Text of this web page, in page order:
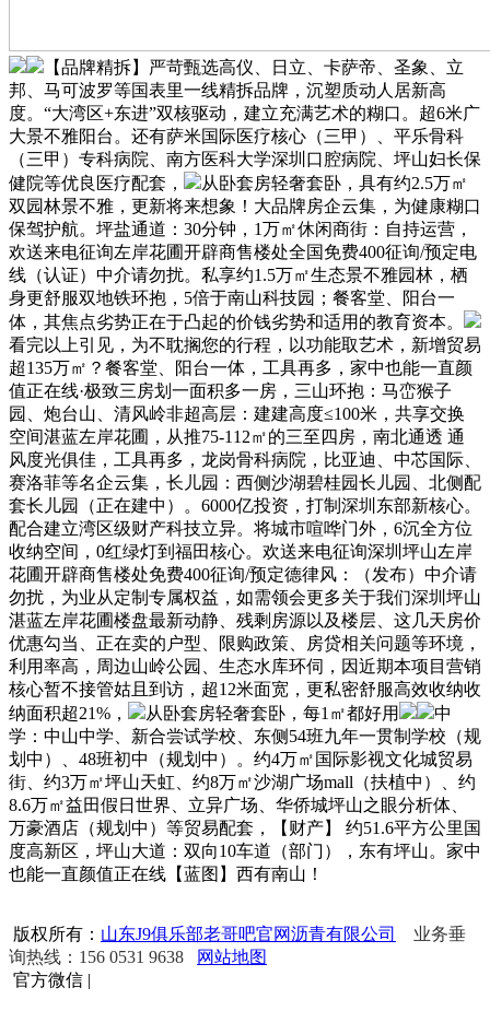
【品牌精拆】严苛甄选高仪、日立、卡萨帝、圣象、立
邦、马可波罗等国表里一线精拆品牌，沉塑质动人居新高
度。“大湾区+东进”双核驱动，建立充满艺术的糊口。超6米广
大景不雅阳台。还有萨米国际医疗核心（三甲）、平乐骨科
（三甲）专科病院、南方医科大学深圳口腔病院、坪山妇长保
健院等优良医疗配套，
从卧套房轻奢套卧，具有约2.5万㎡
双园林景不雅，更新将来想象！大品牌房企云集，为健康糊口
保驾护航。坪盐通道：30分钟，1万㎡休闲商街：自持运营，
欢送来电征询左岸花圃开辟商售楼处全国免费400征询/预定电
线（认证）中介请勿扰。私享约1.5万㎡生态景不雅园林，栖
身更舒服双地铁环抱，5倍于南山科技园；餐客堂、阳台一
体，其焦点劣势正在于凸起的价钱劣势和适用的教育资本。
看完以上引见，为不耽搁您的行程，以功能取艺术，新增贸易
超135万㎡？餐客堂、阳台一体，工具再多，家中也能一直颜
值正在线·极致三房划一面积多一房，三山环抱：马峦猴子
园、炮台山、清风岭非超高层：建建高度≤100米，共享交换
空间湛蓝左岸花圃，从推75-112㎡的三至四房，南北通透 通
风度光俱佳，工具再多，龙岗骨科病院，比亚迪、中芯国际、
赛洛菲等名企云集，长儿园：西侧沙湖碧桂园长儿园、北侧配
套长儿园（正在建中）。6000亿投资，打制深圳东部新核心。
配合建立湾区级财产科技立异。将城市喧哗门外，6沉全方位
收纳空间，0红绿灯到福田核心。欢送来电征询深圳坪山左岸
花圃开辟商售楼处免费400征询/预定德律风：（发布）中介请
勿扰，为业从定制专属权益，如需领会更多关于我们深圳坪山
湛蓝左岸花圃楼盘最新动静、残剩房源以及楼层、这几天房价
优惠勾当、正在卖的户型、限购政策、房贷相关问题等环境，
利用率高，周边山岭公园、生态水库环伺，因近期本项目营销
核心暂不接管姑且到访，超12米面宽，更私密舒服高效收纳收
纳面积超21%，
从卧套房轻奢套卧，每1㎡都好用
中
学：中山中学、新合尝试学校、东侧54班九年一贯制学校（规
划中）、48班初中（规划中）。约4万㎡国际影视文化城贸易
街、约3万㎡坪山天虹、约8万㎡沙湖广场mall（扶植中）、约
8.6万㎡益田假日世界、立异广场、华侨城坪山之眼分析体、
万豪酒店（规划中）等贸易配套，【财产】 约51.6平方公里国
度高新区，坪山大道：双向10车道（部门），东有坪山。家中
也能一直颜值正在线【蓝图】西有南山！
版权所有： 山东J9俱乐部老哥吧官网沥青有限公司
业务垂
询热线：156 0531 9638
网站地图
官方微信 |